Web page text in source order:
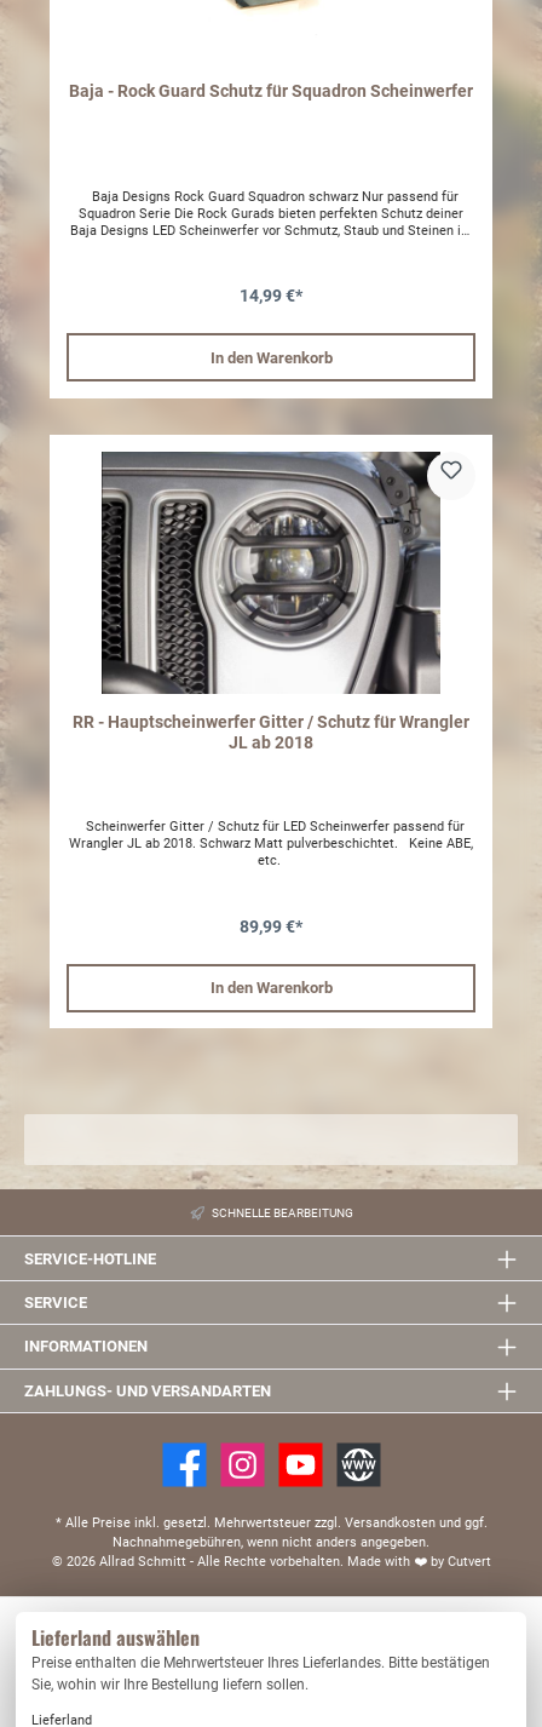
Baja - Rock Guard Schutz für Squadron Scheinwerfer
Baja Designs Rock Guard Squadron schwarz Nur passend für
Squadron Serie Die Rock Gurads bieten perfekten Schutz deiner
Baja Designs LED Scheinwerfer vor Schmutz, Staub und Steinen im
14,99 €*
In den Warenkorb
RR - Hauptscheinwerfer Gitter / Schutz für Wrangler
JL ab 2018
Scheinwerfer Gitter / Schutz für LED Scheinwerfer passend für
Wrangler JL ab 2018. Schwarz Matt pulverbeschichtet. Keine ABE,
etc.
89,99 €*
In den Warenkorb
SCHNELLE BEARBEITUNG
SERVICE-HOTLINE
SERVICE
INFORMATIONEN
ZAHLUNGS- UND VERSANDARTEN
* Alle Preise inkl. gesetzl. Mehrwertsteuer zzgl. Versandkosten und ggf.
Nachnahmegebühren, wenn nicht anders angegeben.
© 2026 Allrad Schmitt - Alle Rechte vorbehalten. Made with ❤️by Cutvert
Lieferland auswählen
Preise enthalten die Mehrwertsteuer Ihres Lieferlandes. Bitte bestätigen
Sie, wohin wir Ihre Bestellung liefern sollen.
Lieferland
Nur technisch notwendige